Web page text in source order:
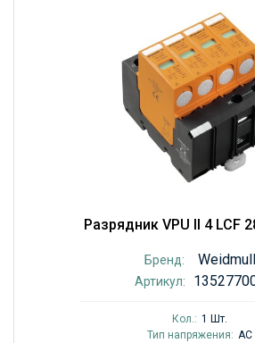
Разрядник VPU II 4 LCF
Бренд:
Артикул:
Кол.: 1 Шт.
Тип напряжения: AC